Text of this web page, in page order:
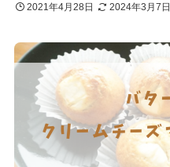
2021年4月28日 2024年3月7日